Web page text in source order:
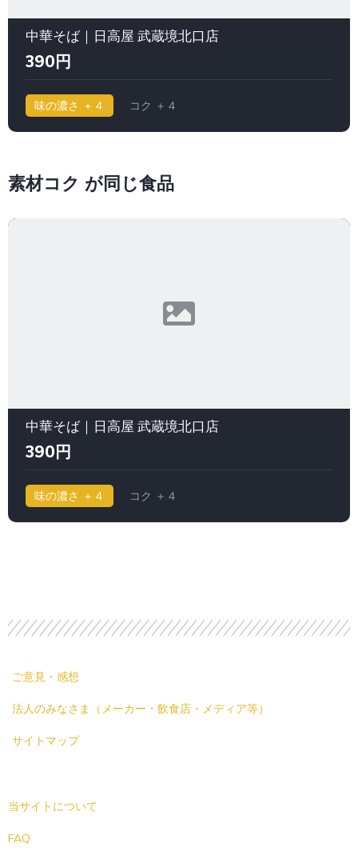
中華そば｜日高屋 武蔵境北口店
390円
味の濃さ ＋４ コク ＋４
素材コク が同じ食品
中華そば｜日高屋 武蔵境北口店
390円
味の濃さ ＋４ コク ＋４
ご意見・感想
法人のみなさま（メーカー・飲食店・メディア等）
サイトマップ
当サイトについて
FAQ